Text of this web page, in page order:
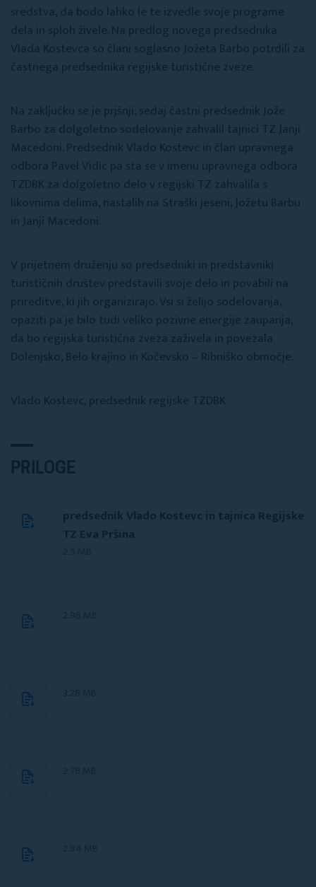
sredstva, da bodo lahko le te izvedle svoje programe
dela in sploh živele. Na predlog novega predsednika
Vlada Kostevca so člani soglasno Jožeta Barbo potrdili za
častnega predsednika regijske turistične zveze.
Na zaključku se je prjšnji, sedaj častni predsednik Jože
Barbo za dolgoletno sodelovanje zahvalil tajnici TZ Janji
Macedoni. Predsednik Vlado Kostevc in član upravnega
odbora Pavel Vidic pa sta se v imenu upravnega odbora
TZDBK za dolgoletno delo v regijski TZ zahvalila s
likovnima delima, nastalih na Straški jeseni, Jožetu Barbu
in Janji Macedoni.
V prijetnem druženju so predsedniki in predstavniki
turističnih društev predstavili svoje delo in povabili na
prireditve, ki jih organizirajo. Vsi si želijo sodelovanja,
opaziti pa je bilo tudi veliko pozivne energije zaupanja,
da bo regijska turistična zveza zaživela in povezala
Dolenjsko, Belo krajino in Kočevsko – Ribniško območje.
Vlado Kostevc, predsednik regijske TZDBK
PRILOGE
predsednik Vlado Kostevc in tajnica Regijske
TZ Eva Pršina